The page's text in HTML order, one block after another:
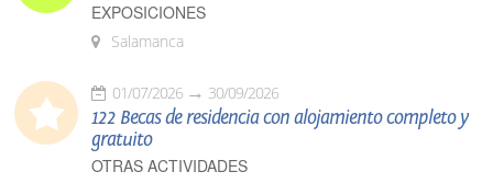
EXPOSICIONES
Salamanca
01/07/2026 30/09/2026
122 Becas de residencia con alojamiento completo y
gratuito
OTRAS ACTIVIDADES